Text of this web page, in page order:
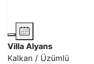
Villa Alyans
Kalkan / Üzümlü